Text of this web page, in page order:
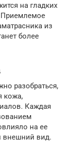
на гладких
Приемлемое
из
более
разобраться,
кожа,
Каждая
на ее
внешний вид.